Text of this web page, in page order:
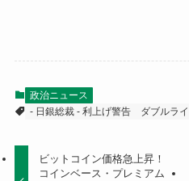
政治ニュース
- 日銀総裁 - 利上げ警告
ダブルラ
ビットコイン価格急上昇！
コインベース・プレミアム